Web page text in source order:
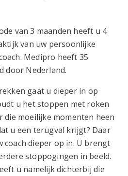
van 3 maanden heeft u 4
van uw persoonlijke
Medipro heeft 35
door Nederland.
gaat u dieper in op
u het stoppen met roken
die moeilijke momenten heen
u een terugval krijgt? Daar
coach dieper op in. U brengt
stoppogingen in beeld.
u namelijk dichterbij die